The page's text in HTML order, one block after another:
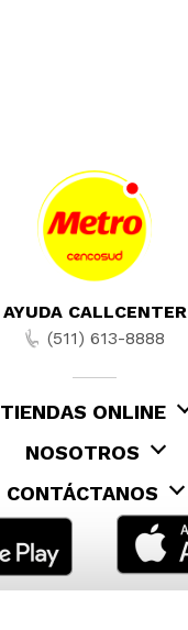
AYUDA CALLCENTER
(511) 613-8888
TIENDAS ONLINE
NOSOTROS
CONTÁCTANOS